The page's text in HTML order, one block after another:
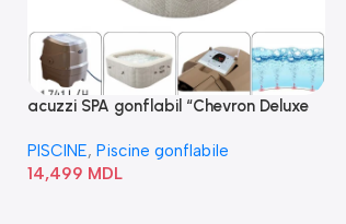
acuzzi SPA gonflabil “Chevron Deluxe
PISCINE, Piscine gonflabile
14,499 MDL